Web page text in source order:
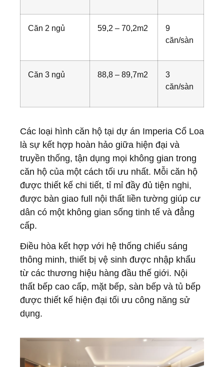
Căn 2 ngủ 59,2 – 70,2m2
9
căn/sàn
Căn 3 ngủ 88,8 – 89,7m2
3
căn/sàn
Các loại hình căn hộ tại dự án Imperia Cổ Loa
là sự kết hợp hoàn hảo giữa hiện đại và
truyền thống, tận dụng mọi không gian trong
căn hộ của một cách tối ưu nhất. Mỗi căn hộ
được thiết kế chi tiết, tỉ mỉ đầy đủ tiện nghi,
được bàn giao full nội thất liền tường giúp cư
dân có một không gian sống tinh tế và đẳng
cấp.
Điều hòa kết hợp với hệ thống chiếu sáng
thông minh, thiết bị vệ sinh được nhập khẩu
từ các thương hiệu hàng đầu thế giới. Nội
thất bếp cao cấp, mặt bếp, sàn bếp và tủ bếp
được thiết kế hiện đại tối ưu công năng sử
dụng.